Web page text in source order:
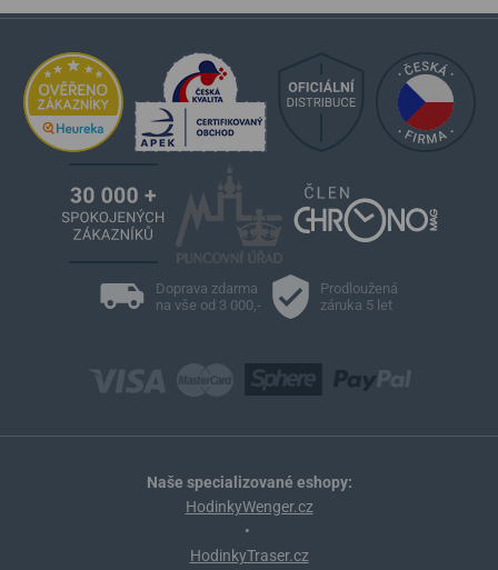
Doprava zdarma
na vše od 3 000,-
Prodloužená
záruka 5 let
Naše specializované eshopy:
HodinkyWenger.cz
•
HodinkyTraser.cz